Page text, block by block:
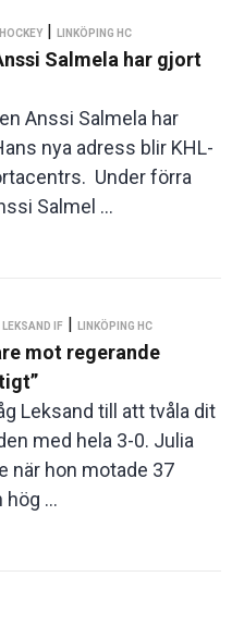
| LINKÖPING HC
Salmela har gjort
Anssi Salmela har
nya adress blir KHL-
Under förra
Salmel ...
LEKSAND IF | LINKÖPING HC
mot regerande
Leksand till att tvåla dit
med hela 3-0. Julia
när hon motade 37
...